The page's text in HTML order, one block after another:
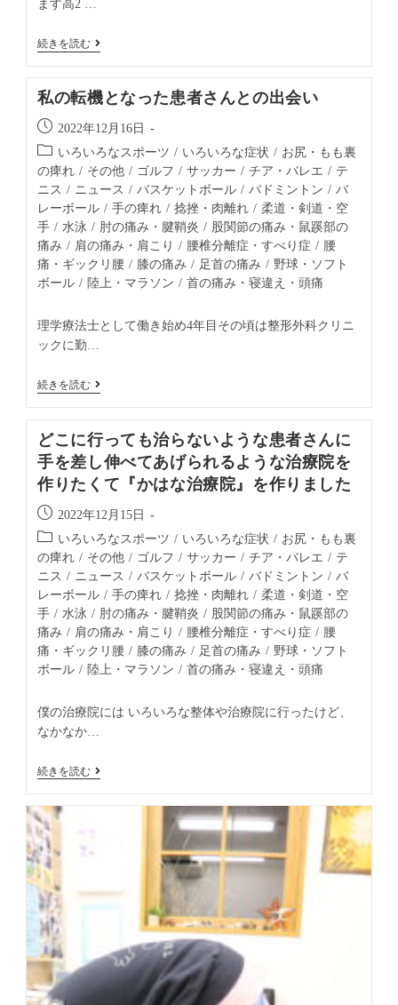
ます高2 …
続きを読む
私の転機となった患者さんとの出会い
2022年12月16日
いろいろなスポーツ / いろいろな症状 / お尻・もも裏
の痺れ / その他 / ゴルフ / サッカー / チア・バレエ / テ
ニス / ニュース / バスケットボール / バドミントン / バ
レーボール / 手の痺れ / 捻挫・肉離れ / 柔道・剣道・空
手 / 水泳 / 肘の痛み・腱鞘炎 / 股関節の痛み・鼠蹊部の
痛み / 肩の痛み・肩こり / 腰椎分離症・すべり症 / 腰
痛・ギックリ腰 / 膝の痛み / 足首の痛み / 野球・ソフト
ボール / 陸上・マラソン / 首の痛み・寝違え・頭痛
理学療法士として働き始め4年目その頃は整形外科クリニ
ックに勤…
続きを読む
どこに行っても治らないような患者さんに
手を差し伸べてあげられるような治療院を
作りたくて『かはな治療院』を作りました
2022年12月15日
いろいろなスポーツ / いろいろな症状 / お尻・もも裏
の痺れ / その他 / ゴルフ / サッカー / チア・バレエ / テ
ニス / ニュース / バスケットボール / バドミントン / バ
レーボール / 手の痺れ / 捻挫・肉離れ / 柔道・剣道・空
手 / 水泳 / 肘の痛み・腱鞘炎 / 股関節の痛み・鼠蹊部の
痛み / 肩の痛み・肩こり / 腰椎分離症・すべり症 / 腰
痛・ギックリ腰 / 膝の痛み / 足首の痛み / 野球・ソフト
ボール / 陸上・マラソン / 首の痛み・寝違え・頭痛
僕の治療院には いろいろな整体や治療院に行ったけど、
なかなか…
続きを読む